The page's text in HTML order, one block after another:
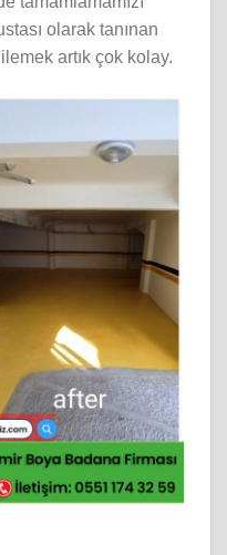
olarak tanınan
artık çok kolay.